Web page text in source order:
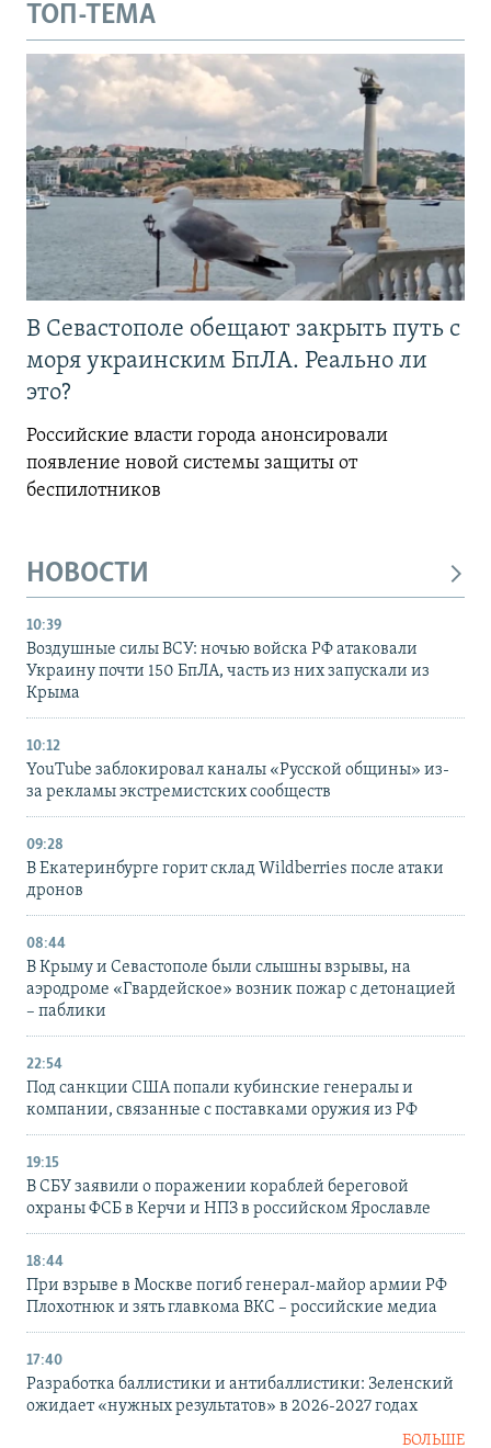
ТОП-ТЕМА
В Севастополе обещают закрыть путь с
моря украинским БпЛА. Реально ли
это?
Российские власти города анонсировали
появление новой системы защиты от
беспилотников
НОВОСТИ
10:39
Воздушные силы ВСУ: ночью войска РФ атаковали
Украину почти 150 БпЛА, часть из них запускали из
Крыма
10:12
YouTube заблокировал каналы «Русской общины» из-
за рекламы экстремистских сообществ
09:28
В Екатеринбурге горит склад Wildberries после атаки
дронов
08:44
В Крыму и Севастополе были слышны взрывы, на
аэродроме «Гвардейское» возник пожар с детонацией
– паблики
22:54
Под санкции США попали кубинские генералы и
компании, связанные с поставками оружия из РФ
19:15
В СБУ заявили о поражении кораблей береговой
охраны ФСБ в Керчи и НПЗ в российском Ярославле
18:44
При взрыве в Москве погиб генерал-майор армии РФ
Плохотнюк и зять главкома ВКС – российские медиа
17:40
Разработка баллистики и антибаллистики: Зеленский
ожидает «нужных результатов» в 2026-2027 годах
БОЛЬШЕ